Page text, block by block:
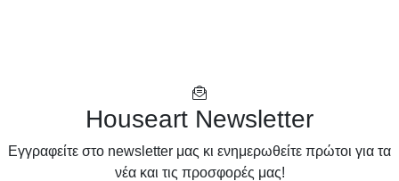
Houseart Newsletter
Eγγραφείτε στο newsletter μας κι ενημερωθείτε πρώτοι για τα
νέα και τις προσφορές μας!